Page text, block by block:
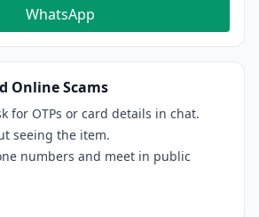
WhatsApp
Online Scams
for OTPs or card details in chat.
seeing the item.
numbers and meet in public